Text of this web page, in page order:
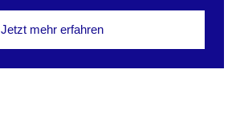
Jetzt mehr erfahren